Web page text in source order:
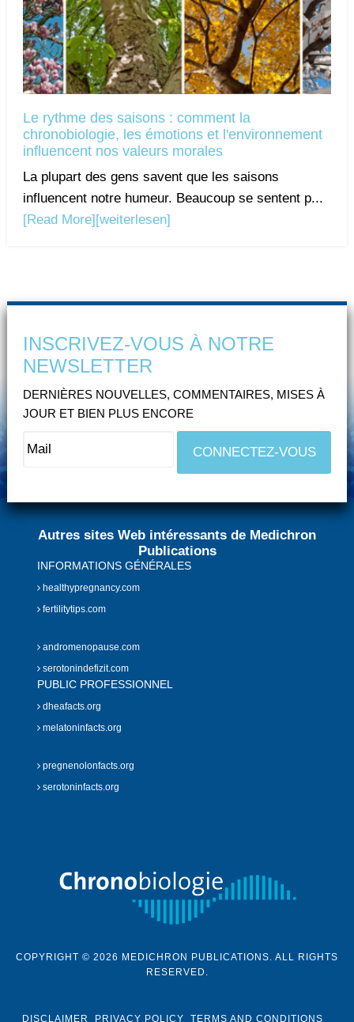
Le rythme des saisons : comment la
chronobiologie, les émotions et l'environnement
influencent nos valeurs morales
La plupart des gens savent que les saisons
influencent notre humeur. Beaucoup se sentent p...
[Read More][weiterlesen]
INSCRIVEZ-VOUS À NOTRE
NEWSLETTER
DERNIÈRES NOUVELLES, COMMENTAIRES, MISES À
JOUR ET BIEN PLUS ENCORE
Autres sites Web intéressants de Medichron
Publications
INFORMATIONS GÉNÉRALES
healthypregnancy.com
fertilitytips.com
andromenopause.com
serotonindefizit.com
PUBLIC PROFESSIONNEL
dheafacts.org
melatoninfacts.org
pregnenolonfacts.org
serotoninfacts.org
COPYRIGHT © 2026 MEDICHRON PUBLICATIONS. ALL RIGHTS
RESERVED.
DISCLAIMER PRIVACY POLICY TERMS AND CONDITIONS